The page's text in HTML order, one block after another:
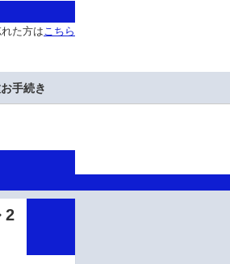
た方はこちら
手続き
2